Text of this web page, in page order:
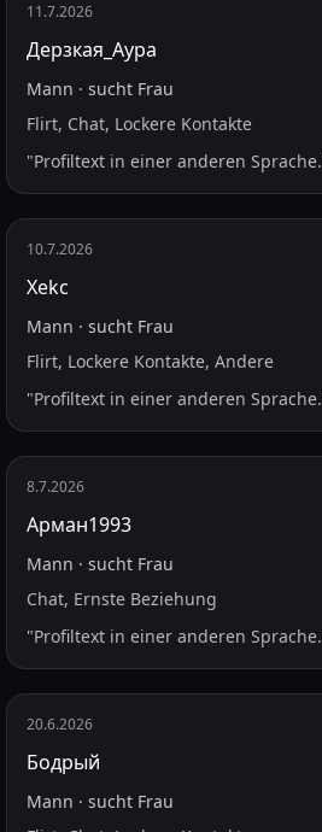
11.7.2026
Дерзкая_Аура
Mann ·sucht Frau
Flirt, Chat, Lockere Kontakte
"Profiltext in einer anderen Sprache.
10.7.2026
Xekc
Mann ·sucht Frau
Flirt, Lockere Kontakte, Andere
"Profiltext in einer anderen Sprache.
8.7.2026
Арман1993
Mann ·sucht Frau
Chat, Ernste Beziehung
"Profiltext in einer anderen Sprache.
20.6.2026
Бодрый
Mann ·sucht Frau